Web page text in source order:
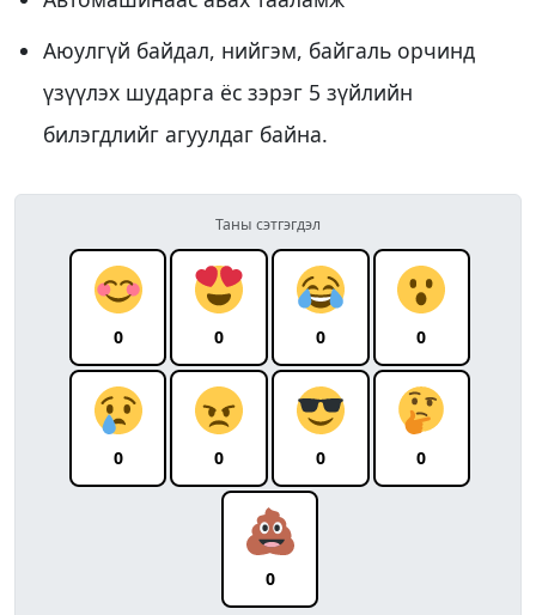
Аюулгүй байдал, нийгэм, байгаль орчинд
үзүүлэх шударга ёс зэрэг 5 зүйлийн
билэгдлийг агуулдаг байна.
Таны сэтгэгдэл
0 0 0 0
0 0 0 0
0